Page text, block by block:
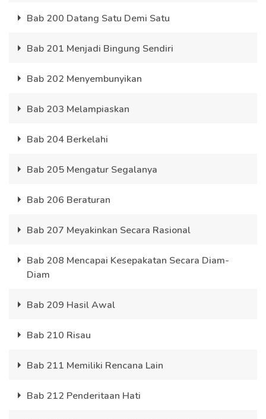
Bab 200 Datang Satu Demi Satu
Bab 201 Menjadi Bingung Sendiri
Bab 202 Menyembunyikan
Bab 203 Melampiaskan
Bab 204 Berkelahi
Bab 205 Mengatur Segalanya
Bab 206 Beraturan
Bab 207 Meyakinkan Secara Rasional
Bab 208 Mencapai Kesepakatan Secara Diam-
Diam
Bab 209 Hasil Awal
Bab 210 Risau
Bab 211 Memiliki Rencana Lain
Bab 212 Penderitaan Hati